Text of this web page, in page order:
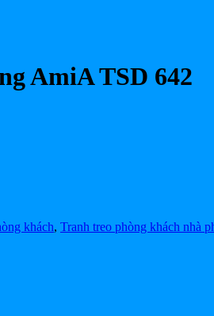
AmiA TSD 642
khách, Tranh treo phòng khách nhà